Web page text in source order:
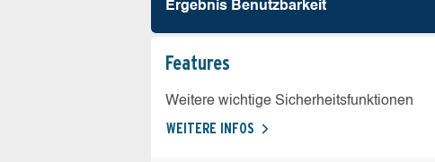
Ergebnis Benutz­barkeit
Features
Weitere wichtige Sicherheitsfunktionen
WEITERE INFOS